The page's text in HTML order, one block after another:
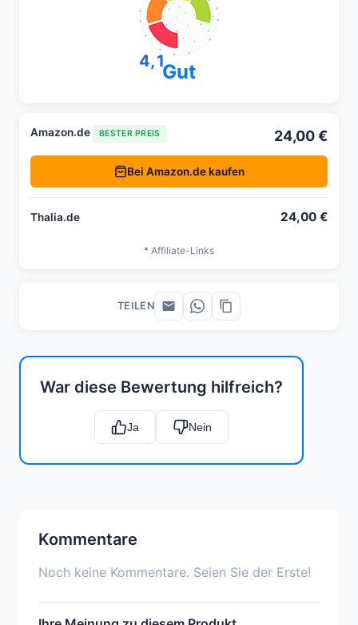
War diese Bewertung hilfreich?
Ja Nein
Kommentare
Noch keine Kommentare. Seien Sie der Erste!
4,1Gut
Amazon.de BESTER PREIS 24,00 €
Bei Amazon.de kaufen
Thalia.de 24,00 €
* Affiliate-Links
TEILEN